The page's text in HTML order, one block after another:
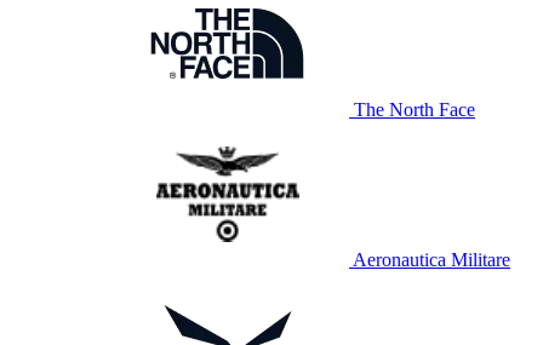
The North Face
Aeronautica Militare